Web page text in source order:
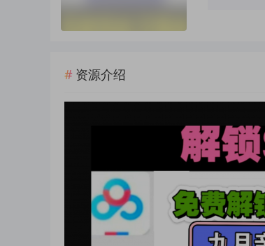
资源介绍